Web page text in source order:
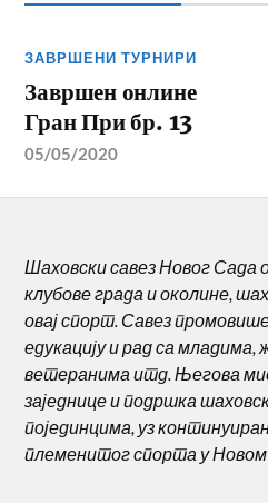
ЗАВРШЕНИ ТУРНИРИ
Завршен онлине
Гран При бр. 13
05/05/2020
Шаховски савез Новог Сада
клубове града и околине,
овај спорт. Савез
едукацију и рад са
ветеранима итд. Његова
заједнице и подршка
појединцима, уз
племенитог спорта у